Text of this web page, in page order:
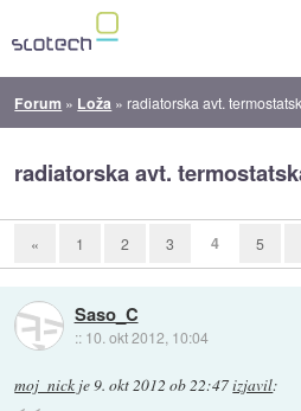
Forum » Loža » radiatorska avt.
radiatorska avt.
« 1 2 3 4 5
Saso_C
:: 10. okt 2012, 10:04
moj_nick je9. okt 2012 ob 22:47izjavil: